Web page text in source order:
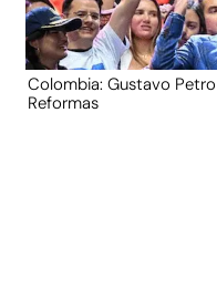
Colombia: Gustavo
Reformas